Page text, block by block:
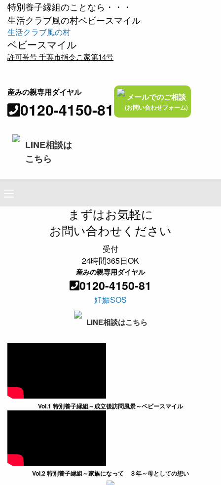
特別養子縁組のことなら・・・
生活クラブ風の村ベビースマイル
生活クラブ風の村
ベビースマイル
許可番号 千葉市指令こ家第14号
産みの親専用ダイヤル
0120-4150-81
メールでのご相談
(お問い合わせフォーム)
LINE相談は
こちら
まずはお気軽に
お問い合わせください
受付
24時間365日OK
産みの親専用ダイヤル
0120-4150-81
妊娠SOS
LINE相談はこちら
Vol.1 特別養子縁組～成立後訪問風景～ベビースマイル
Vol.2 特別養子縁組～家族になって ３年～母としての想い